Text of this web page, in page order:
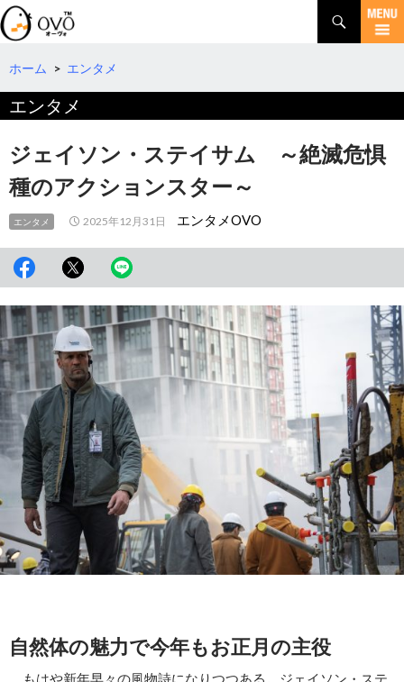
検
索
コ
テ
へ
ホーム > エンタメ
エンタメ
ジェイソン・ステイサム ～絶滅危惧
種のアクションスター～
エンタメ 2025年12月31日 エンタメOVO
自然体の魅力で今年もお正月の主役
もはや新年早々の風物詩になりつつある。ジェイソン・ステ